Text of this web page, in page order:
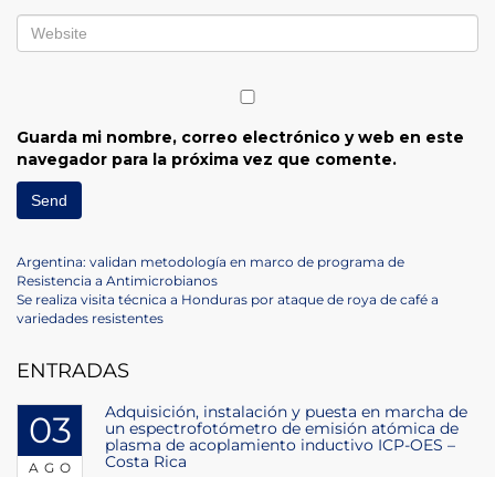
Guarda mi nombre, correo electrónico y web en este
navegador para la próxima vez que comente.
Navegación
de
Previous
Post
Argentina: validan metodología en marco de programa de
Resistencia a Antimicrobianos
Next
Post
Se realiza visita técnica a Honduras por ataque de roya de café a
variedades resistentes
ENTRADAS
03
AGO
Adquisición, instalación y puesta en marcha de
un espectrofotómetro de emisión atómica de
plasma de acoplamiento inductivo ICP-OES –
Costa Rica